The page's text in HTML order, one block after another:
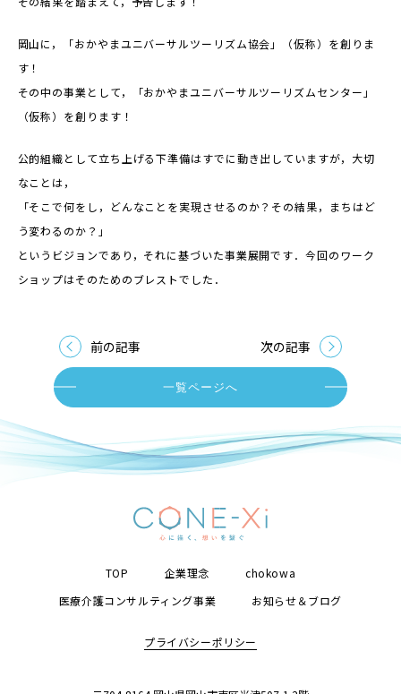
岡山に，「おかやまユニバーサルツーリズム協会」（仮称）を創りま
す！
その中の事業として，「おかやまユニバーサルツーリズムセンター」
（仮称）を創ります！
公的組織として立ち上げる下準備はすでに動き出していますが，大切
なことは，
「そこで何をし，どんなことを実現させるのか？その結果，まちはど
う変わるのか？」
というビジョンであり，それに基づいた事業展開です．今回のワーク
ショップはそのためのブレストでした．
前の記事
一覧ページへ
次の記事
TOP 企業理念
chokowa
医療介護コンサルティング事業
お知らせ＆ブログ
プライバシーポリシー